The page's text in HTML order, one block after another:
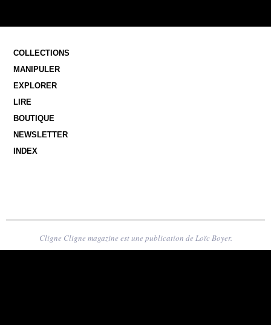
COLLECTIONS
MANIPULER
EXPLORER
LIRE
BOUTIQUE
NEWSLETTER
INDEX
Cligne Cligne magazine est une publication de Loïc Boyer.